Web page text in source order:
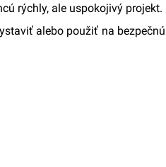
rýchly, ale uspokojivý projekt.
alebo použiť na bezpečnú